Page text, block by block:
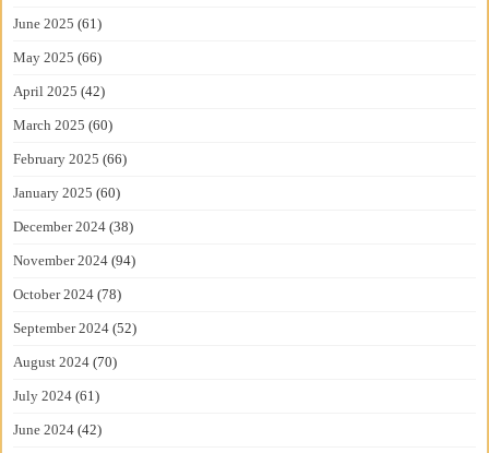
June 2025 (61)
May 2025 (66)
April 2025 (42)
March 2025 (60)
February 2025 (66)
January 2025 (60)
December 2024 (38)
November 2024 (94)
October 2024 (78)
September 2024 (52)
August 2024 (70)
July 2024 (61)
June 2024 (42)